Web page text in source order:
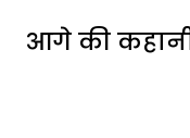
आगे की